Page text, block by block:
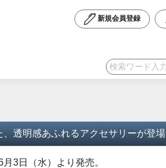
新規会員登録
透明感あふれるアクセサリーが登場
3日（水）より発売。